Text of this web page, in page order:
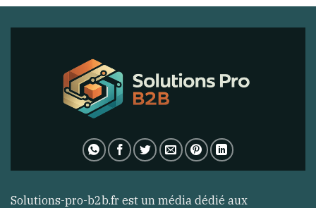
Solutions-pro-b2b.fr est un média dédié aux